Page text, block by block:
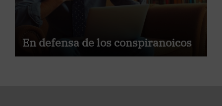
En defensa de los conspiranoicos